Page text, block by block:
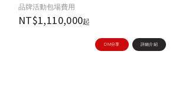
NT$1,110,000起
品牌活動包場費用
DM分享 詳細介紹